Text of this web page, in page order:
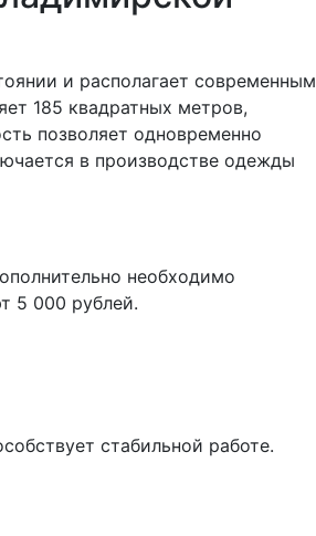
и располагает современным
185 квадратных метров,
позволяет одновременно
в производстве одежды
необходимо
5 000 рублей.
стабильной работе.